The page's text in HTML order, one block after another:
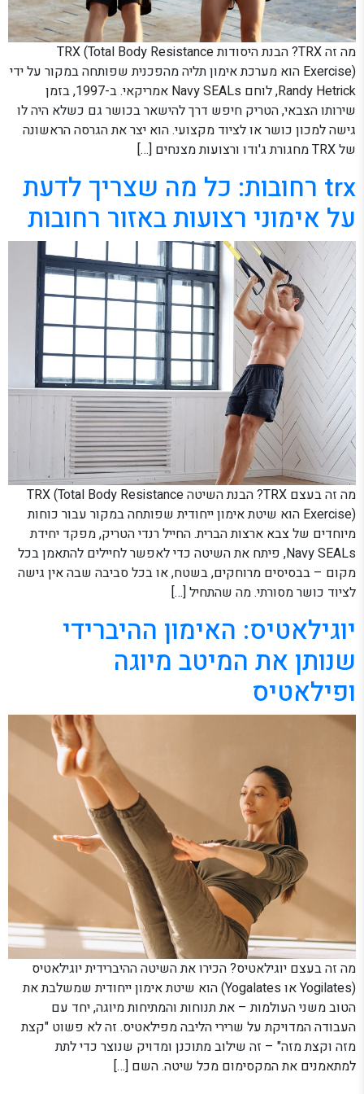
מה זה TRX? הבנת היסודות TRX (Total Body Resistance
Exercise) הוא מערכת אימון תליה מהפכנית שפותחה במקור על ידי
Randy Hetrick, לוחם Navy SEALs אמריקאי. ב-1997, בזמן
שירותו הצבאי, הטריק חיפש דרך להישאר בכושר גם כשלא היה לו
גישה למכון כושר או לציוד מקצועי. הוא יצר את הגרסה הראשונה
של TRX מחגורת ג'ודו ורצועות מצנחים […]
trx רחובות: כל מה שצריך לדעת
על אימוני רצועות באזור רחובות
מה זה בעצם TRX? הבנת השיטה TRX (Total Body Resistance
Exercise) הוא שיטת אימון ייחודית שפותחה במקור עבור כוחות
מיוחדים של צבא ארצות הברית. החייל רנדי הטריק, מפקד יחידת
Navy SEALs, פיתח את השיטה כדי לאפשר לחיילים להתאמן בכל
מקום – בבסיסים מרוחקים, בשטח, או בכל סביבה שבה אין גישה
לציוד כושר מסורתי. מה שהתחיל […]
יוגילאטיס: האימון ההיברידי
שנותן את המיטב מיוגה
ופילאטיס
מה זה בעצם יוגילאטיס? הכירו את השיטה ההיברידית יוגילאטיס
(Yogilates או Yogalates) הוא שיטת אימון ייחודית שמשלבת את
הטוב משני העולמות – את תנוחות והמתיחות מיוגה, יחד עם
העבודה המדויקת על שרירי הליבה מפילאטיס. זה לא פשוט "קצת
מזה וקצת מזה" – זה שילוב מתוכנן ומדויק שנוצר כדי לתת
למתאמנים את המקסימום מכל שיטה. השם […]